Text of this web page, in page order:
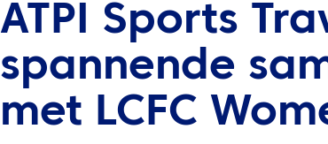
ATPI Sports
spannende
met LCFC